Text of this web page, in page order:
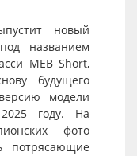
новый
названием
MEB Short,
будущего
модели
году. На
фото
потрясающие